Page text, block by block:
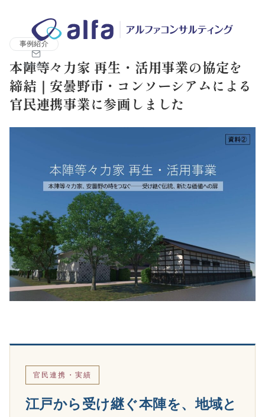
無料相談
株式会社アルファコンサルティング｜ホテル・旅館・観光業の事
事例紹介
本陣等々力家 再生・活用事業の協定を
締結｜安曇野市・コンソーシアムによる
官民連携事業に参画しました
官民連携・実績
江戸から受け継ぐ本陣を、地域と